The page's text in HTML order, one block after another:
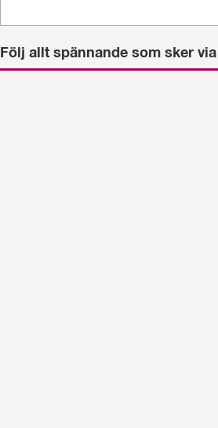
Följ allt spännande som sker